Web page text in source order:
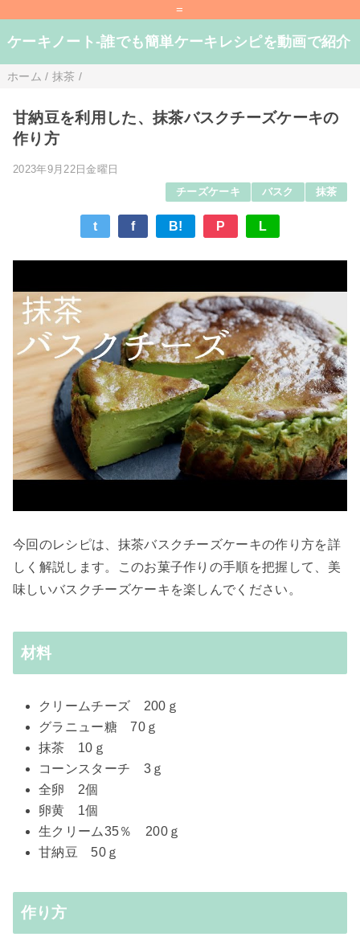
=
ケーキノート-誰でも簡単ケーキレシピを動画で紹介
ホーム / 抹茶 /
甘納豆を利用した、抹茶バスクチーズケーキの
作り方
2023年9月22日金曜日
チーズケーキ
バスク 抹茶
t f B! P L
今回のレシピは、抹茶バスクチーズケーキの作り方を詳
しく解説します。このお菓子作りの手順を把握して、美
味しいバスクチーズケーキを楽しんでください。
材料
クリームチーズ 200ｇ
グラニュー糖 70ｇ
抹茶 10ｇ
コーンスターチ 3ｇ
全卵 2個
卵黄 1個
生クリーム35％ 200ｇ
甘納豆 50ｇ
作り方